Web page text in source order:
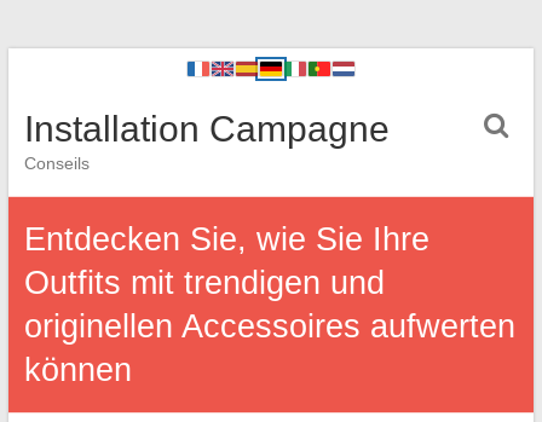
Installation Campagne
Conseils
Entdecken Sie, wie Sie Ihre
Outfits mit trendigen und
originellen Accessoires aufwerten
können